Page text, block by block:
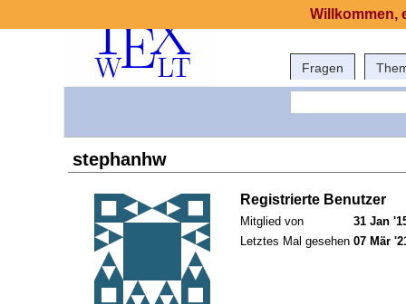
Fragen
stephanhw
Registrierte Benutzer
Mitglied von
31 Jan
Letztes Mal gesehen 07 Mär
Willkommen,